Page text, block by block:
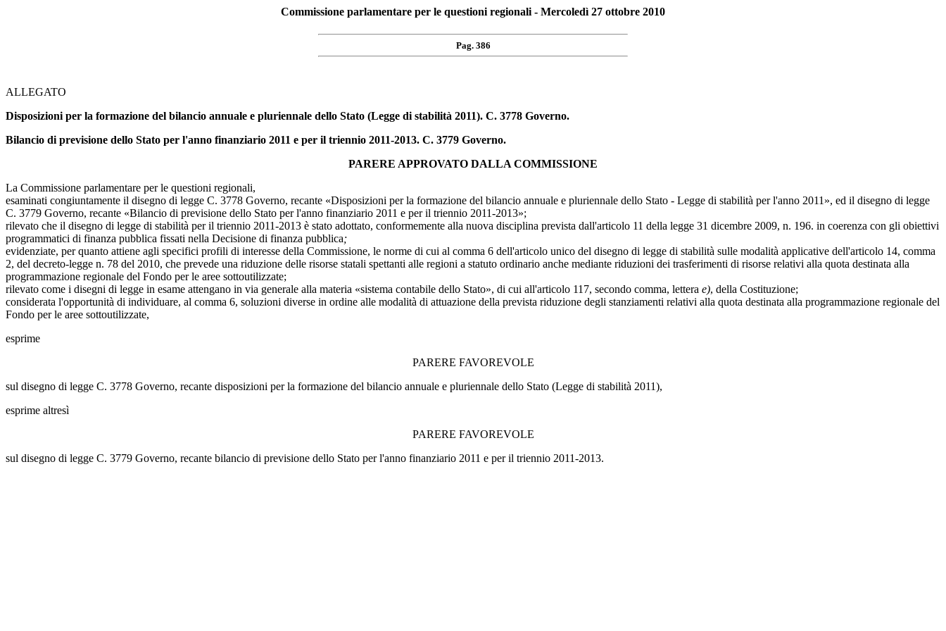
Commissione parlamentare per le questioni regionali - Mercoledì 27 ottobre 2010
Pag. 386
ALLEGATO
Disposizioni per la formazione del bilancio annuale e pluriennale dello Stato (Legge di stabilità 2011). C. 3778 Governo.
Bilancio di previsione dello Stato per l'anno finanziario 2011 e per il triennio 2011-2013. C. 3779 Governo.
PARERE APPROVATO DALLA COMMISSIONE
La Commissione parlamentare per le questioni regionali,
esaminati congiuntamente il disegno di legge C. 3778 Governo, recante «Disposizioni per la formazione del bilancio annuale e pluriennale dello Stato - Legge di stabilità per l'anno 2011», ed il disegno di legge
C. 3779 Governo, recante «Bilancio di previsione dello Stato per l'anno finanziario 2011 e per il triennio 2011-2013»;
rilevato che il disegno di legge di stabilità per il triennio 2011-2013 è stato adottato, conformemente alla nuova disciplina prevista dall'articolo 11 della legge 31 dicembre 2009, n. 196. in coerenza con gli obiettivi
programmatici di finanza pubblica fissati nella Decisione di finanza pubblica;
evidenziate, per quanto attiene agli specifici profili di interesse della Commissione, le norme di cui al comma 6 dell'articolo unico del disegno di legge di stabilità sulle modalità applicative dell'articolo 14, comma
2, del decreto-legge n. 78 del 2010, che prevede una riduzione delle risorse statali spettanti alle regioni a statuto ordinario anche mediante riduzioni dei trasferimenti di risorse relativi alla quota destinata alla
programmazione regionale del Fondo per le aree sottoutilizzate;
rilevato come i disegni di legge in esame attengano in via generale alla materia «sistema contabile dello Stato», di cui all'articolo 117, secondo comma, lettera e), della Costituzione;
considerata l'opportunità di individuare, al comma 6, soluzioni diverse in ordine alle modalità di attuazione della prevista riduzione degli stanziamenti relativi alla quota destinata alla programmazione regionale del
Fondo per le aree sottoutilizzate,
esprime
PARERE FAVOREVOLE
sul disegno di legge C. 3778 Governo, recante disposizioni per la formazione del bilancio annuale e pluriennale dello Stato (Legge di stabilità 2011),
esprime altresì
PARERE FAVOREVOLE
sul disegno di legge C. 3779 Governo, recante bilancio di previsione dello Stato per l'anno finanziario 2011 e per il triennio 2011-2013.